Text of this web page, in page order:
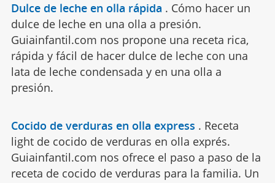
Dulce de leche en olla rápida . Cómo hacer un
dulce de leche en una olla a presión.
Guiainfantil.com nos propone una receta rica,
rápida y fácil de hacer dulce de leche con una
lata de leche condensada y en una olla a
presión.
Cocido de verduras en olla express . Receta
light de cocido de verduras en olla exprés.
Guiainfantil.com nos ofrece el paso a paso de la
receta de cocido de verduras para la familia. Un